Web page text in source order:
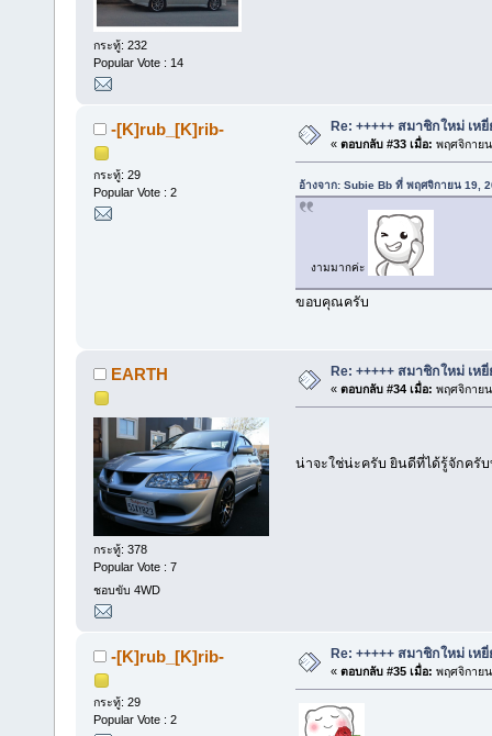
กระทู้: 232
Popular Vote : 14
-[K]rub_[K]rib-
กระทู้: 29
Popular Vote : 2
Re: +++++ สมาชิกใหม่ เห
« ตอบกลับ #33 เมื่อ: พฤศจิกาย
อ้างจาก: Subie Bb ที่ พฤศจิกายน 19,
งามมากค่ะ
ขอบคุณครับ
EARTH
กระทู้: 378
Popular Vote : 7
ชอบขับ 4WD
Re: +++++ สมาชิกใหม่ เห
« ตอบกลับ #34 เมื่อ: พฤศจิกาย
น่าจะใช่น่ะครับ ยินดีที่ได้รู้จักครั
-[K]rub_[K]rib-
กระทู้: 29
Popular Vote : 2
Re: +++++ สมาชิกใหม่ เห
« ตอบกลับ #35 เมื่อ: พฤศจิกาย